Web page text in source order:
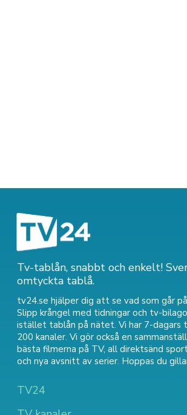
Tv-tablån, snabbt och enkelt!
omtyckta tablå.
tv24.se hjälper dig att se vad som går
Slipp krångel med tidningar och tv-
istället tablån på nätet. Vi har 7-dagars
200 kanaler. Vi gör också en
bästa filmerna på TV, all direktsänd
och nya avsnitt av serier. Hoppas du
TV24